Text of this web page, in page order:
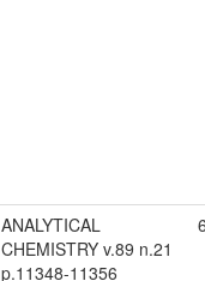
ANALYTICAL
CHEMISTRY v.89 n.21
p.11348-11356